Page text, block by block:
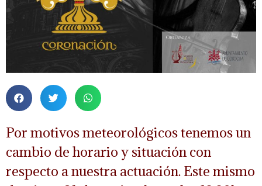
Por motivos meteorológicos tenemos un
cambio de horario y situación con
respecto a nuestra actuación. Este mismo